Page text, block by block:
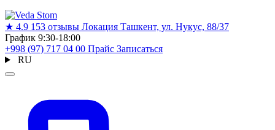
★ 4.9 153 отзывы Локация Ташкент, ул. Нукус, 88/37
График 9:30-18:00
+998 (97) 717 04 00 Прайс Записаться
RU